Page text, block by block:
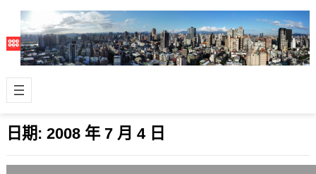
日期: 2008 年 7 月 4 日